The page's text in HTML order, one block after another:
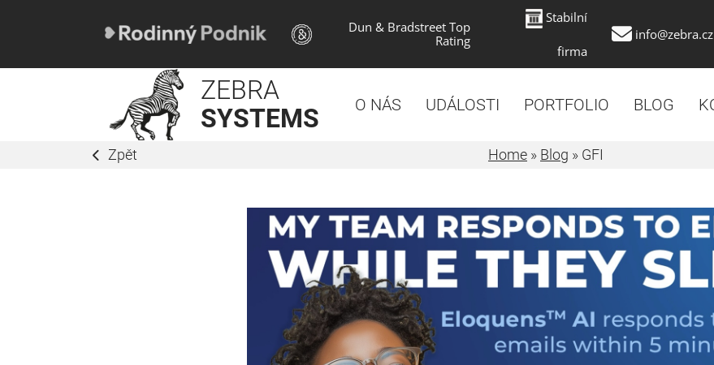
Dun & Bradstreet Top
Rating
Stabilní
firma
info@zebra.cz
ZEBRA
SYSTEMS
O NÁS UDÁLOSTI PORTFOLIO BLOG
Zpět Home » Blog » GFI